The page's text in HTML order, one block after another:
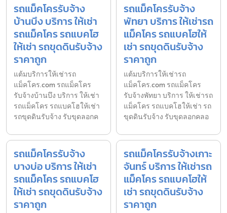
รถแม็คโครรับจ้าง
บ้านบึง บริการ ให้เช่า
รถแม็คโคร รถแบคโฮ
ให้เช่า รถขุดดินรับจ้าง
ราคาถูก
แต้มบริการให้เช่ารถ
แม็คโคร.com รถแม็คโคร
รับจ้างบ้านบึง บริการ ให้เช่า
รถแม็คโคร รถแบคโฮให้เช่า
รถขุดดินรับจ้าง รับขุดลอกค
รถแม็คโครรับจ้าง
พัทยา บริการ ให้เช่ารถ
แม็คโคร รถแบคโฮให้
เช่า รถขุดดินรับจ้าง
ราคาถูก
แต้มบริการให้เช่ารถ
แม็คโคร.com รถแม็คโคร
รับจ้างพัทยา บริการ ให้เช่ารถ
แม็คโคร รถแบคโฮให้เช่า รถ
ขุดดินรับจ้าง รับขุดลอกคลอ
รถแม็คโครรับจ้าง
บางบ่อ บริการ ให้เช่า
รถแม็คโคร รถแบคโฮ
ให้เช่า รถขุดดินรับจ้าง
ราคาถูก
รถแม็คโครรับจ้างเกาะ
จันทร์ บริการ ให้เช่ารถ
แม็คโคร รถแบคโฮให้
เช่า รถขุดดินรับจ้าง
ราคาถูก